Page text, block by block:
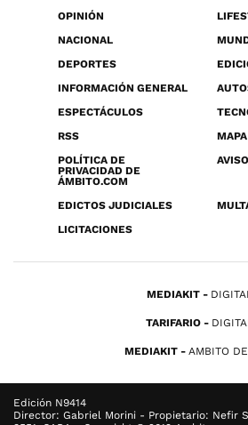
OPINIÓN
NACIONAL
DEPORTES
INFORMACIÓN GENERAL
ESPECTÁCULOS
RSS
POLÍTICA DE
PRIVACIDAD DE
ÁMBITO.COM
EDICTOS JUDICIALES
LICITACIONES
MEDIAKIT
TARIFARIO
MEDIAKIT AMBITO
Edición N9414
Director: Gabriel Morini - Propietario: Nefir